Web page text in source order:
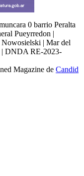
0 barrio Peralta
Pueyrredon |
Nowosielski | Mar del
| DNDA RE-2023-
Magazine de Candid